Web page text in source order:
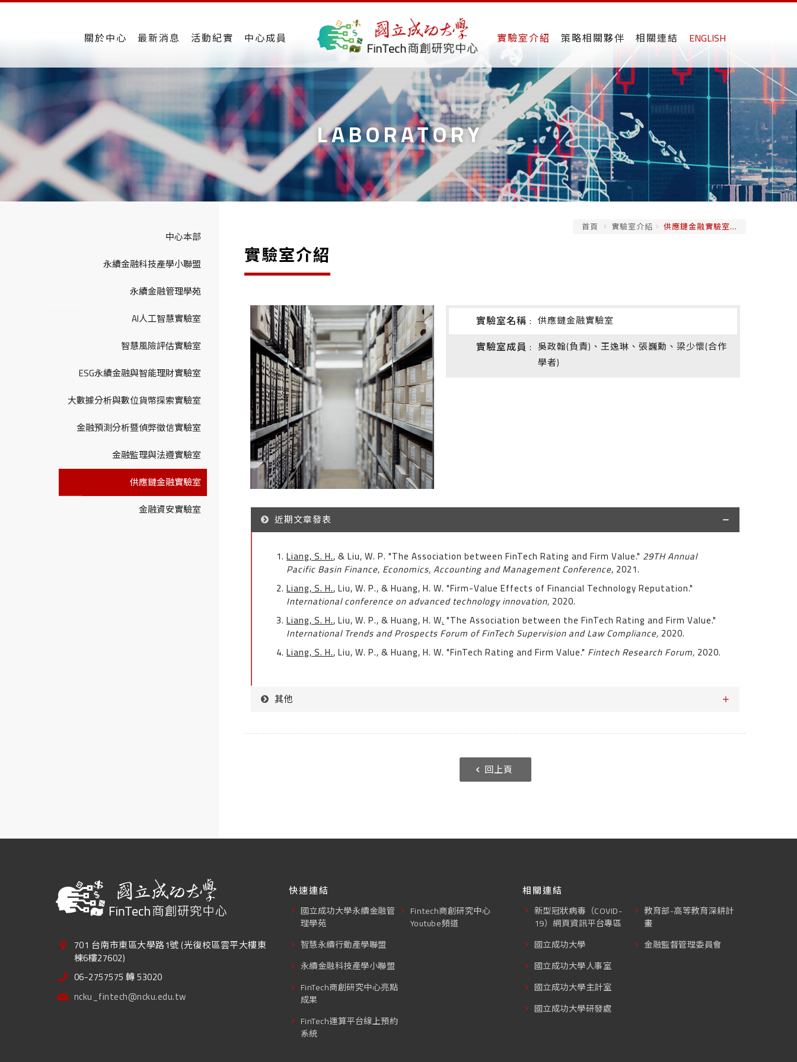
關於中心 最新消息 活動紀實 中心成員 實驗室介紹 策略相關夥伴 相關連結 ENGLISH
LABORATORY
首頁 實驗室介紹 供應鏈金融實驗室...
實驗室介紹
實驗室名稱 : 供應鏈金融實驗室
實驗室成員 : 吳政翰(負責)、王逸琳、張巍勳、梁少懷(合作
學者)
近期文章發表
Liang, S. H., & Liu, W. P. "The Association between FinTech Rating and Firm Value." 29TH Annual
Pacific Basin Finance, Economics, Accounting and Management Conference, 2021.
Liang, S. H., Liu, W. P., & Huang, H. W. "Firm-Value Effects of Financial Technology Reputation."
International conference on advanced technology innovation, 2020.
Liang, S. H., Liu, W. P., & Huang, H. W."The Association between the FinTech Rating and Firm Value."
International Trends and Prospects Forum of FinTech Supervision and Law Compliance, 2020.
Liang, S. H., Liu, W. P., & Huang, H. W. "FinTech Rating and Firm Value." Fintech Research Forum, 2020.
其他
回上頁
中心本部
永續金融科技產學小聯盟
永續金融管理學苑
AI人工智慧實驗室
智慧風險評估實驗室
ESG永續金融與智能理財實驗室
大數據分析與數位貨幣探索實驗室
金融預測分析暨偵弊徵信實驗室
金融監理與法遵實驗室
供應鏈金融實驗室
金融資安實驗室
701 台南市東區大學路1號 (光復校區雲平大樓東
棟6樓27602)
06-2757575 轉 53020
ncku_fintech@ncku.edu.tw
快速連結
國立成功大學永續金融管
理學苑
智慧永續行動產學聯盟
永續金融科技產學小聯盟
FinTech商創研究中心亮點
成果
FinTech運算平台線上預約
系統
Fintech商創研究中心
Youtube頻道
相關連結
新型冠狀病毒（COVID-
19）網頁資訊平台專區
國立成功大學
國立成功大學人事室
國立成功大學主計室
國立成功大學研發處
教育部-高等教育深耕計
畫
金融監督管理委員會